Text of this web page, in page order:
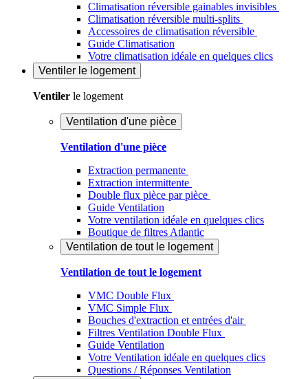
Climatisation réversible gainables invisibles
Climatisation réversible multi-splits
Accessoires de climatisation réversible
Guide Climatisation
Votre climatisation idéale en quelques clics
Ventiler le logement
Ventiler le logement
Ventilation d'une pièce
Ventilation d'une pièce
Extraction permanente
Extraction intermittente
Double flux pièce par pièce
Guide Ventilation
Votre ventilation idéale en quelques clics
Boutique de filtres Atlantic
Ventilation de tout le logement
Ventilation de tout le logement
VMC Double Flux
VMC Simple Flux
Bouches d'extraction et entrées d'air
Filtres Ventilation Double Flux
Guide Ventilation
Votre Ventilation idéale en quelques clics
Questions / Réponses Ventilation